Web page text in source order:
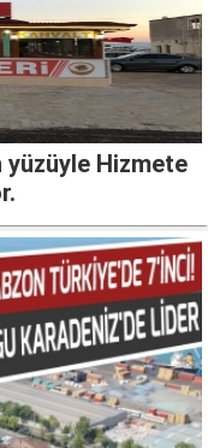
yüzüyle Hizmete